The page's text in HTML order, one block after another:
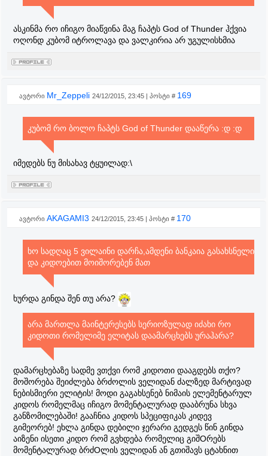
ასკინმა რო იჩიგო მიაწვინა მაგ ჩაპტს God of Thunder ჰქვია
ოღონდ კუბომ იტროლავა და ვალკირია არ უგულისხმია
ავტორი Mr_Zeppeli 24/12/2015, 23:45 | პოსტი # 169
კუბომ რო ბოლო ჩაპტს God of Thunder დააწერა :დ :დ
იმედებს ნუ მისახავ ტყუილად:\
ავტორი AKAGAMI3 24/12/2015, 23:45 | პოსტი # 170
ხო სადღაც 5 ვილაინი დარჩა,ამდენი ბანკაია გასახსნელი
და კიდოებით მოიშორებენ მათ
ხურდა გინდა შენ თუ არა?
არა მართლა მაინტერესებს სერიოზულად იძახი რო
კიდოთი რომელიმე ელიტას დაამარცხებს ურაჰარა?
დამარცხებაზე სადმე ვთქვი რომ კიდოთი დააგდებს თქო?
მოშორება შეიძლება ბრძოლის ველიდან ძალზედ მარტივად
ნებისმიერი ელიტის! მოდი გაგახსენებ ნიმაის ელემენტარულ
კიდოს რომელმაც იჩიგო მომენტალურად დააბრუნა სხვა
განზომილებაში! გააჩნია კიდოს სპეციფიკას კიდევ
გიმეორებ! ეხლა გინდა დებილი ჯერარი გედგეს წინ გინდა
აიზენი ისეთი კიდო რომ გვხდება რომელიც გიშOრებს
მომენტალურად ბრძOლის ველიდან ან გთიშავს ცტახნით